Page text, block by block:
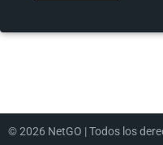
© 2026 NetGO | Todos los